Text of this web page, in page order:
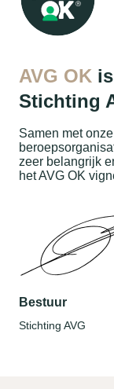
AVG OK
Stichting
Samen met
zeer belangrijk
het AVG OK
Bestuur
Stichting AVG